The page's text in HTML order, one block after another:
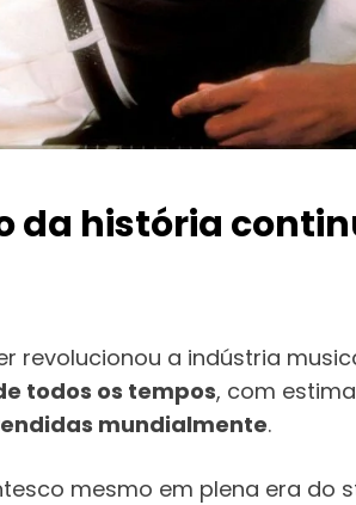
da história
revolucionou a indústria
todos os tempos, com
mundialmente.
mesmo em plena era do